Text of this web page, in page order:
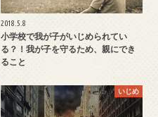
2018.5.8
小学校で我が子がいじめられてい
る？！我が子を守るため、親にでき
ること
いじめ